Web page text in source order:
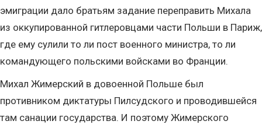
эмиграции дало братьям задание переправить Михала
из оккупированной гитлеровцами части Польши в Париж,
где ему сулили то ли пост военного министра, то ли
командующего польскими войсками во Франции.
Михал Жимерский в довоенной Польше был
противником диктатуры Пилсудского и проводившейся
там санации государства. И поэтому Жимерского